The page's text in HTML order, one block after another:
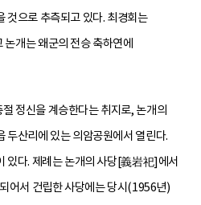
것으로 추측되고 있다. 최경회는
개는 왜군의 전승 축하연에
정신을 계승한다는 취지로, 논개의
두산리에 있는 의암공원에서 열린다.
있다. 제례는 논개의 사당[義岩祀]에서
어서 건립한 사당에는 당시(1956년)